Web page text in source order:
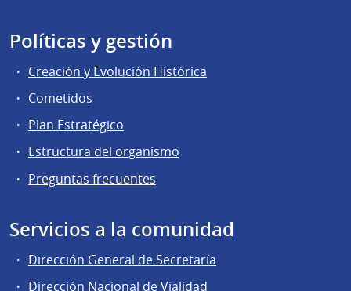
Políticas y gestión
Creación y Evolución Histórica
Cometidos
Plan Estratégico
Estructura del organismo
Preguntas frecuentes
Servicios a la comunidad
Dirección General de Secretaría
Dirección Nacional de Vialidad